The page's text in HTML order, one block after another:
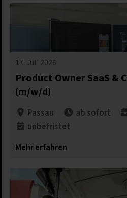
17. Juli 2026
Product Owner SaaS &
(m/w/d)
Passau ab sofort
unbefristet
Mehr erfahren